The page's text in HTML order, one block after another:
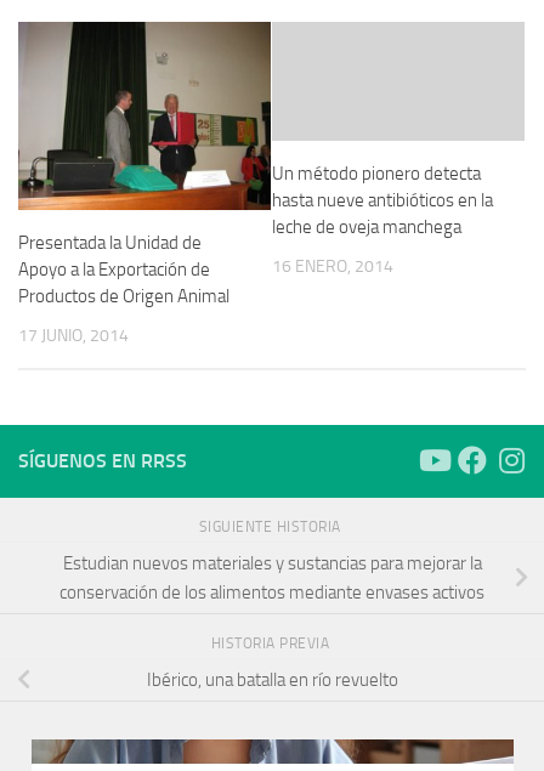
Presentada la Unidad de
Apoyo a la Exportación de
Productos de Origen Animal
17 JUNIO, 2014
Un método pionero detecta
hasta nueve antibióticos en la
leche de oveja manchega
16 ENERO, 2014
SÍGUENOS EN RRSS
SIGUIENTE HISTORIA
Estudian nuevos materiales y sustancias para mejorar la
conservación de los alimentos mediante envases activos
HISTORIA PREVIA
Ibérico, una batalla en río revuelto